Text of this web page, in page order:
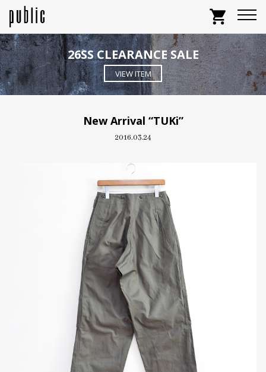
shopping_cart
26SS CLEARANCE SALE
VIEW ITEM
New Arrival “TUKi”
2016.03.24